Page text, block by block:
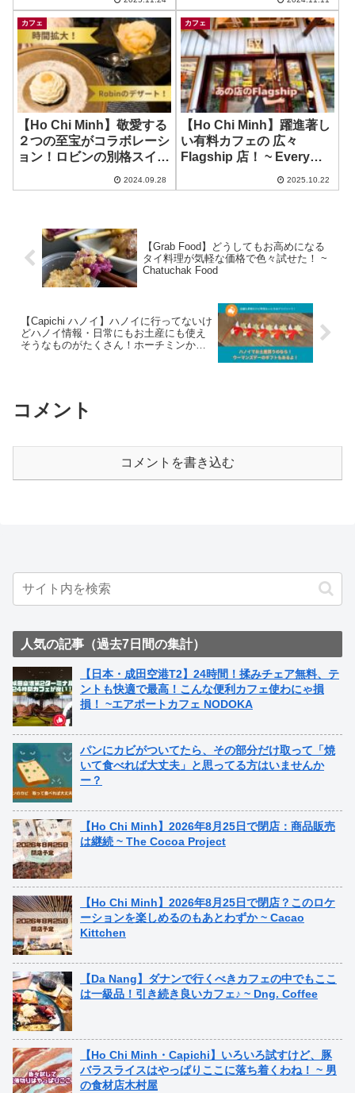
カフェ
【Ho Chi Minh】敬愛する
２つの至宝がコラボレーシ
ョン！ロビンの別格スイー
け！ ~ Robin x Boudoir
2024.09.28
カフェ
【Ho Chi Minh】躍進著し
い有料カフェの 広々
Flagship 店！ ~ Every
2025.10.22
【Grab Food】どうしてもお高めになる
タイ料理が気軽な価格で色々試せた！ ~
Chatuchak Food
【Capichi ハノイ】ハノイに行ってないけ
どハノイ情報・日常にもお土産にも使え
そうなものがたくさん！ホーチミンから
コメント
コメントを書き込む
人気の記事（過去7日間の集計）
【日本・成田空港T2】24時間！揉みチェア無料、テ
ントも快適で最高！こんな便利カフェ使わにゃ損
損！ ~エアポートカフェ NODOKA
パンにカビがついてたら、その部分だけ取って「焼
いて食べれば大丈夫」と思ってる方はいませんか
ー？
【Ho Chi Minh】2026年8月25日で閉店：商品販売
は継続 ~ The Cocoa Project
【Ho Chi Minh】2026年8月25日で閉店？このロケ
ーションを楽しめるのもあとわずか ~ Cacao
Kittchen
【Da Nang】ダナンで行くべきカフェの中でもここ
は一級品！引き続き良いカフェ♪ ~ Dng. Coffee
【Ho Chi Minh・Capichi】いろいろ試すけど、豚
バラスライスはやっぱりここに落ち着くわね！ ~ 男
の食材店木村屋